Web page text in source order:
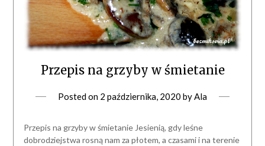
Przepis na grzyby w śmietanie
Posted on 2 października, 2020 byAla
Przepis na grzyby w śmietanie Jesienią, gdy leśne
dobrodziejstwa rosną nam za płotem, a czasami i na terenie